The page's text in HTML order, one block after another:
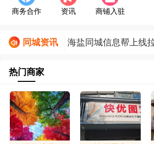
商务合作 资讯 商铺入驻
同城资讯
海盐同城信息帮上线
热门商家